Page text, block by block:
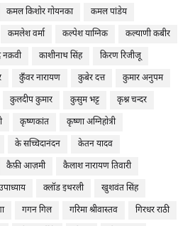
कमल किशोर गोयनका
कमल पांडेय
कमलेश वर्मा कल्पेश याग्निक
कल्याणी कबीर
नक़वी काशीनाथ सिंह
किरण रिजीजू
कुँवर नारायण कुबेर दत्त
कुमार अनुपम
कुलदीप कुमार कुसुम भट्ट
कृश्न चन्दर
कृष्णकांत
कृष्णा अग्निहोत्री
के सच्चिदानंदन
केतन यादव
कैफ़ी आज़मी
कैलाश नारायण तिवारी
क्लॉड इथरली
खुशवंत सिंह
गगन गिल गरिमा श्रीवास्तव
गिरधर राठी